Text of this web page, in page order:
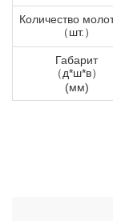
Количество
（шт.）
Габарит
（д*ш*в）
(мм)